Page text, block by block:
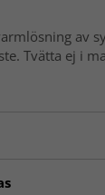
av
Tvätta ej i